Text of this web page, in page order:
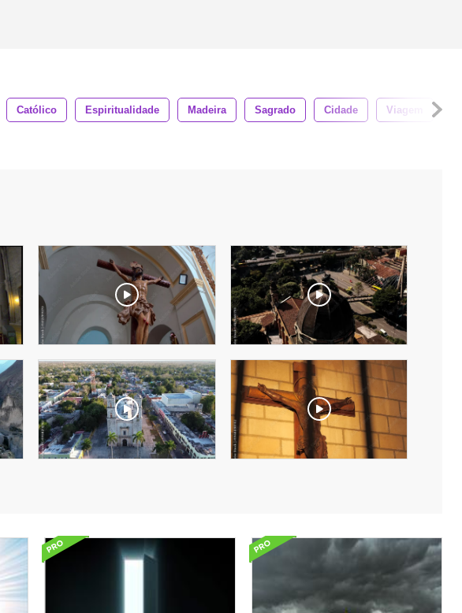
Católico Espiritualidade Madeira Sagrado Cidade Viagem